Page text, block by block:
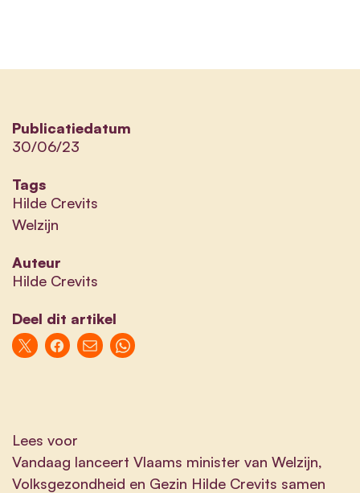
Publicatiedatum
30/06/23
Tags
Hilde Crevits
Welzijn
Auteur
Hilde Crevits
Deel dit artikel
Lees voor
Vandaag lanceert Vlaams minister van Welzijn,
Volksgezondheid en Gezin Hilde Crevits samen